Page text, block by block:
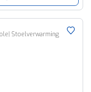
Stoelverwarming